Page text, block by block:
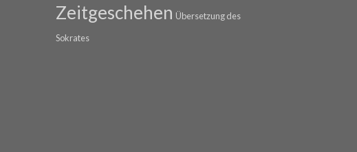
Zeitgeschehen Übersetzung des
Sokrates